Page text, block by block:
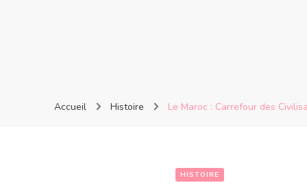
Accueil Histoire Le Maroc : Carrefour des
HISTOIRE